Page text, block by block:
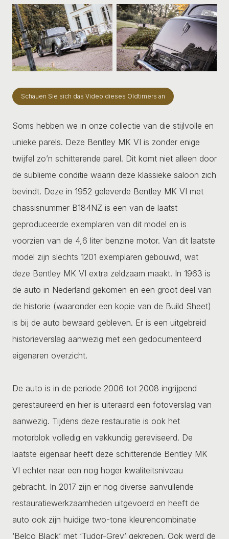
Schauen Sie sich das Video dieses Oldtimers an
Soms hebben we in onze collectie van die stijlvolle en
unieke parels. Deze Bentley MK VI is zonder enige
twijfel zo’n schitterende parel. Dit komt niet alleen door
de sublieme conditie waarin deze klassieke saloon zich
bevindt. Deze in 1952 geleverde Bentley MK VI met
chassisnummer B184NZ is een van de laatst
geproduceerde exemplaren van dit model en is
voorzien van de 4,6 liter benzine motor. Van dit laatste
model zijn slechts 1201 exemplaren gebouwd, wat
deze Bentley MK VI extra zeldzaam maakt. In 1963 is
de auto in Nederland gekomen en een groot deel van
de historie (waaronder een kopie van de Build Sheet)
is bij de auto bewaard gebleven. Er is een uitgebreid
historieverslag aanwezig met een gedocumenteerd
eigenaren overzicht.
De auto is in de periode 2006 tot 2008 ingrijpend
gerestaureerd en hier is uiteraard een fotoverslag van
aanwezig. Tijdens deze restauratie is ook het
motorblok volledig en vakkundig gereviseerd. De
laatste eigenaar heeft deze schitterende Bentley MK
VI echter naar een nog hoger kwaliteitsniveau
gebracht. In 2017 zijn er nog diverse aanvullende
restauratiewerkzaamheden uitgevoerd en heeft de
auto ook zijn huidige two-tone kleurencombinatie
‘Belco Black’ met ‘Tudor-Grey’ gekregen. Ook werd de